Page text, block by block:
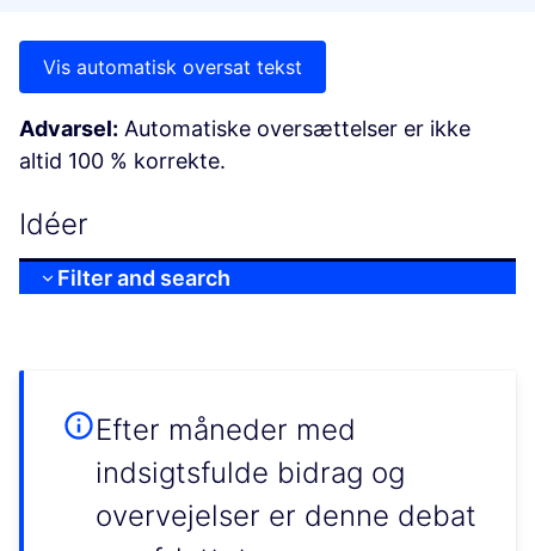
Vis automatisk oversat tekst
Advarsel: Automatiske oversættelser er ikke
altid 100 % korrekte.
Idéer
Filter and search
Efter måneder med
indsigtsfulde bidrag og
overvejelser er denne debat